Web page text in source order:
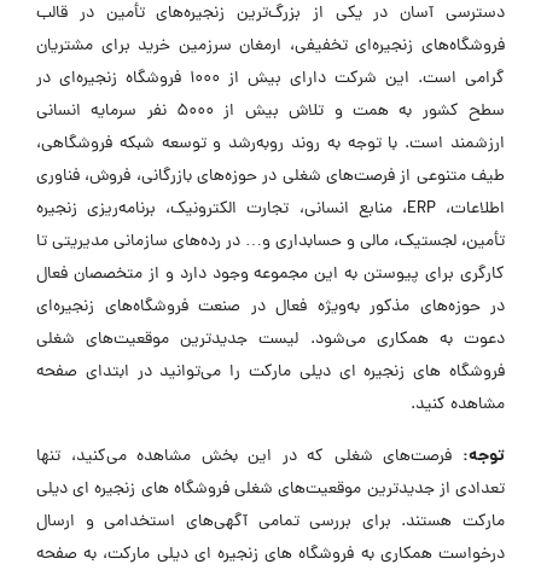
دسترسی آسان در یکی از بزرگ‌ترین زنجیره‌های تأمین در قالب
فروشگاه‌های زنجیره‌ای تخفیفی، ارمغان سرزمین خرید برای مشتریان
گرامی است. این شرکت دارای بیش از ۱۰۰۰ فروشگاه زنجیره‌ای در
سطح کشور به همت و تلاش بیش از ۵۰۰۰ نفر سرمایه انسانی
ارزشمند است. با توجه به روند رو‌به‌رشد و‌ توسعه شبکه فروشگاهی،
طیف متنوعی از فرصت‌های شغلی در حوزه‌های بازرگانی، فروش، فناوری
اطلاعات، ERP، منابع انسانی، تجارت الکترونیک، برنامه‌ریزی زنجیره
تأمین، لجستیک، مالی و حسابداری و… در رده‌های سازمانی مدیریتی تا
کارگری برای پیوستن به این مجموعه وجود دارد و از متخصصان فعال
در حوزه‌های مذکور به‌ویژه فعال در صنعت فروشگاه‌های زنجیره‌ای
دعوت به همکاری می‌شود. لیست جدیدترین موقعیت‌های شغلی
فروشگاه های زنجیره ای دیلی مارکت را می‌توانید در ابتدای صفحه
مشاهده کنید.
توجه: فرصت‌های شغلی که در این بخش مشاهده می‌کنید، تنها
تعدادی از جدیدترین موقعیت‌های شغلی فروشگاه های زنجیره ای دیلی
مارکت هستند. برای بررسی تمامی آگهی‌های استخدامی و ارسال
درخواست همکاری به فروشگاه های زنجیره ای دیلی مارکت، به صفحه